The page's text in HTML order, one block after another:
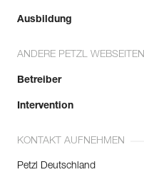
Ausbildung
ANDERE PETZL WEBSEITEN
Betreiber
Intervention
KONTAKT AUFNEHMEN
Petzl Deutschland